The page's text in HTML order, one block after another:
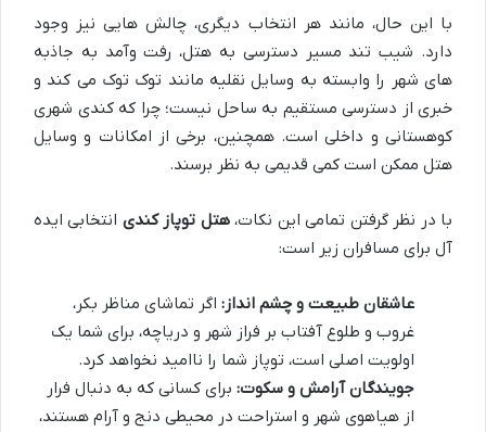
با این حال، مانند هر انتخاب دیگری، چالش هایی نیز وجود
دارد. شیب تند مسیر دسترسی به هتل، رفت وآمد به جاذبه
های شهر را وابسته به وسایل نقلیه مانند توک توک می کند و
خبری از دسترسی مستقیم به ساحل نیست؛ چرا که کندی شهری
کوهستانی و داخلی است. همچنین، برخی از امکانات و وسایل
هتل ممکن است کمی قدیمی به نظر برسند.
با در نظر گرفتن تمامی این نکات،هتل توپاز کندی انتخابی ایده
آل برای مسافران زیر است:
عاشقان طبیعت و چشم انداز: اگر تماشای مناظر بکر،
غروب و طلوع آفتاب بر فراز شهر و دریاچه، برای شما یک
اولویت اصلی است، توپاز شما را ناامید نخواهد کرد.
جویندگان آرامش و سکوت: برای کسانی که به دنبال فرار
از هیاهوی شهر و استراحت در محیطی دنج و آرام هستند،